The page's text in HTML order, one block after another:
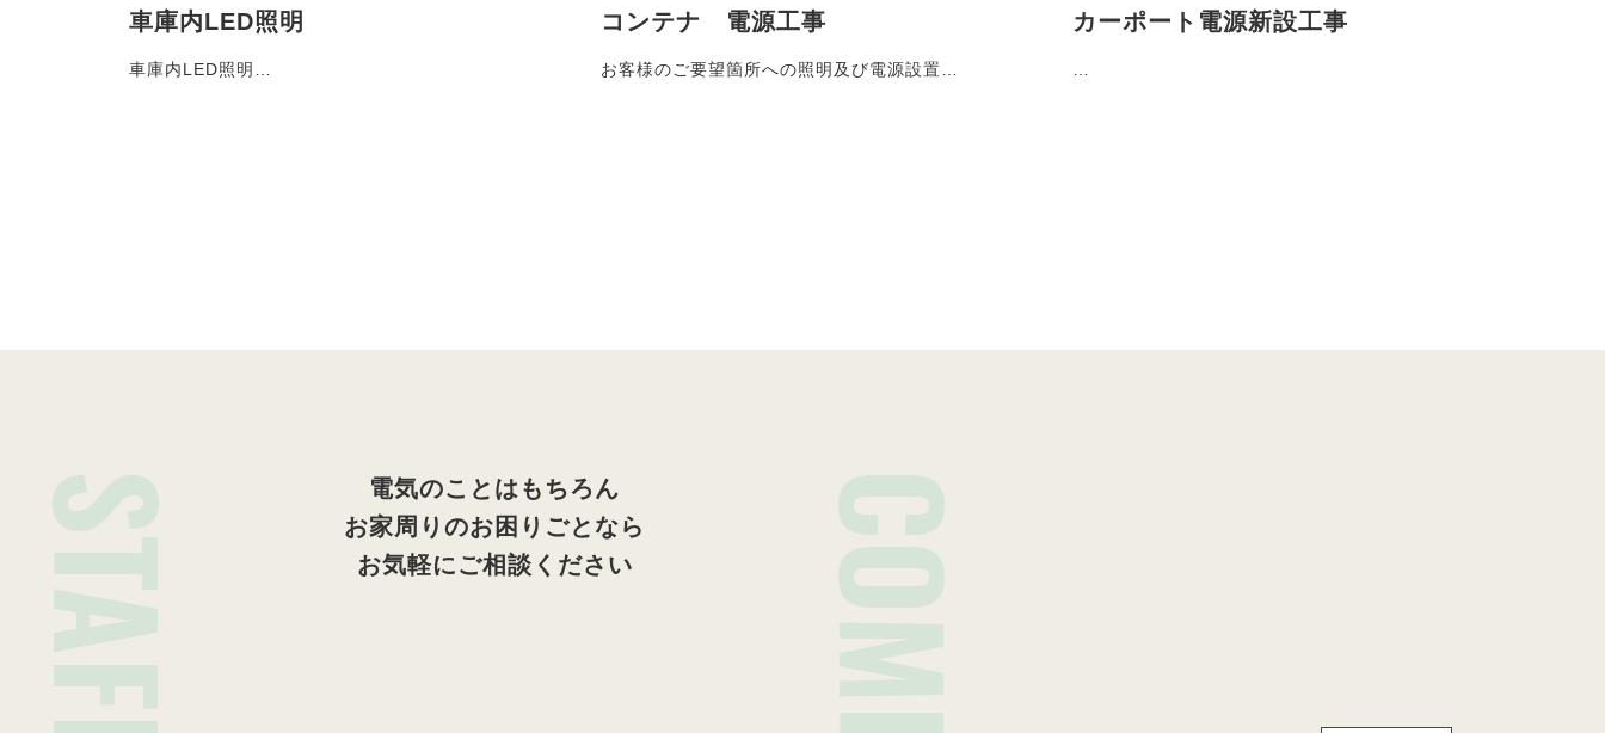
車庫内LED照明
車庫内LED照明…
コンテナ 電源工事
お客様のご要望箇所への照明及び電源設置…
カーポート電源新設工事
STAFF
電気のことはもちろん
お家周りのお困りごとなら
お気軽にご相談ください